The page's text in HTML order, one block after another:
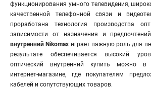
функционирования умного телевидения,
качественной телефонной связи и
проработана технология производства
зависимости от назначения и
внутренний Nikomax играет важную роль для
результате обеспечивается высокий
оптический внутренний купить можно в
интернет-магазине, где покупателям
кабелей и сопутствующих товаров.